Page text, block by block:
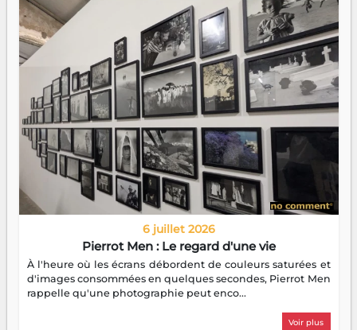
6 juillet 2026
Pierrot Men : Le regard d'une vie
À l'heure où les écrans débordent de couleurs saturées et
d'images consommées en quelques secondes, Pierrot Men
rappelle qu'une photographie peut enco...
Voir plus